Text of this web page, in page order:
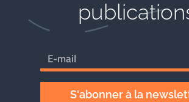
S'abonner à la